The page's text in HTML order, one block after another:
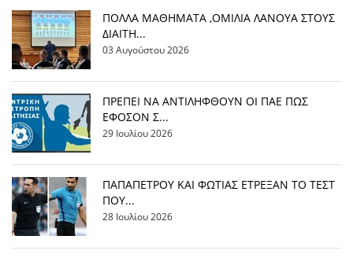
ΠΟΛΛΑ ΜΑΘΗΜΑΤΑ ,ΟΜΙΛΙΑ ΛΑΝΟΥΑ ΣΤΟΥΣ
ΔΙΑΙΤΗ...
03 Αυγούστου 2026
ΠΡΕΠΕΙ ΝΑ ΑΝΤΙΛΗΦΘΟΥΝ ΟΙ ΠΑΕ ΠΩΣ
ΕΦΟΣΟΝ Σ...
29 Ιουλίου 2026
ΠΑΠΑΠΕΤΡΟΥ ΚΑΙ ΦΩΤΙΑΣ ΕΤΡΕΞΑΝ ΤΟ ΤΕΣΤ
ΠΟΥ...
28 Ιουλίου 2026